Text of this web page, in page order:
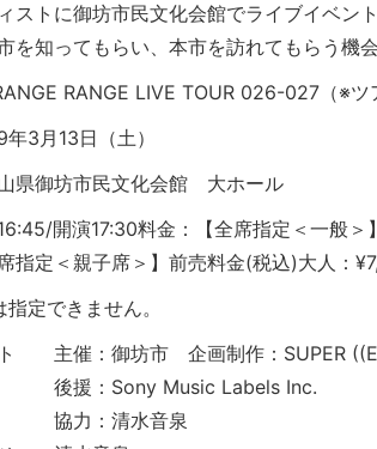
ストに御坊市民文化会館でライブイベン
を知ってもらい、本市を訪れてもらう機
RANGE LIVE TOUR 026-027（※ツ
3月13日（土）
県御坊市民文化会館 大ホール
開演17:30料金：【全席指定＜一般＞
＜親子席＞】前売料金(税込)大人：
できません。
主催：御坊市 企画制作：SUPER
Music Labels Inc.
清水音泉